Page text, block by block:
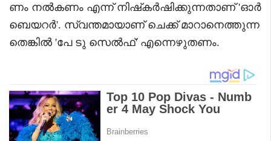
ണം നൽകണം എന്ന് നിഷ്‌കർഷിക്കുന്നതാണ് 'ഓർ
ബെയറർ'. സ്വന്തമായാണ് ചെക്ക് മാറാനെത്തുന്ന
തെങ്കിൽ 'പേ ടു സെൽഫ്' എന്നെഴുതണം.